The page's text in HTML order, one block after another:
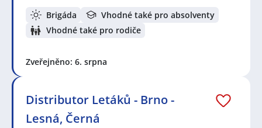
Brigáda
Vhodné také pro absolventy
Vhodné také pro rodiče
Zveřejněno: 6. srpna
Distributor Letáků - Brno -
Lesná, Černá